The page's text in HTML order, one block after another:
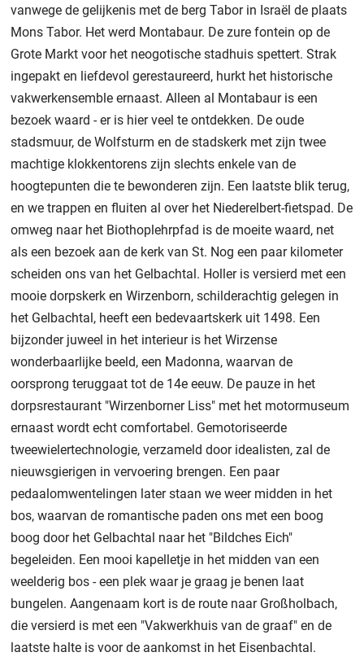
vanwege de gelijkenis met de berg Tabor in Israël de plaats
Mons Tabor. Het werd Montabaur. De zure fontein op de
Grote Markt voor het neogotische stadhuis spettert. Strak
ingepakt en liefdevol gerestaureerd, hurkt het historische
vakwerkensemble ernaast. Alleen al Montabaur is een
bezoek waard - er is hier veel te ontdekken. De oude
stadsmuur, de Wolfsturm en de stadskerk met zijn twee
machtige klokkentorens zijn slechts enkele van de
hoogtepunten die te bewonderen zijn. Een laatste blik terug,
en we trappen en fluiten al over het Niederelbert-fietspad. De
omweg naar het Biothoplehrpfad is de moeite waard, net
als een bezoek aan de kerk van St. Nog een paar kilometer
scheiden ons van het Gelbachtal. Holler is versierd met een
mooie dorpskerk en Wirzenborn, schilderachtig gelegen in
het Gelbachtal, heeft een bedevaartskerk uit 1498. Een
bijzonder juweel in het interieur is het Wirzense
wonderbaarlijke beeld, een Madonna, waarvan de
oorsprong teruggaat tot de 14e eeuw. De pauze in het
dorpsrestaurant "Wirzenborner Liss" met het motormuseum
ernaast wordt echt comfortabel. Gemotoriseerde
tweewielertechnologie, verzameld door idealisten, zal de
nieuwsgierigen in vervoering brengen. Een paar
pedaalomwentelingen later staan we weer midden in het
bos, waarvan de romantische paden ons met een boog
boog door het Gelbachtal naar het "Bildches Eich"
begeleiden. Een mooi kapelletje in het midden van een
weelderig bos - een plek waar je graag je benen laat
bungelen. Aangenaam kort is de route naar Großholbach,
die versierd is met een "Vakwerkhuis van de graaf" en de
laatste halte is voor de aankomst in het Eisenbachtal.